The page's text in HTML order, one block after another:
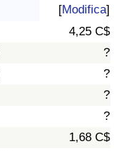
[Modifica]
4,25 C$
?
?
?
?
1,68 C$